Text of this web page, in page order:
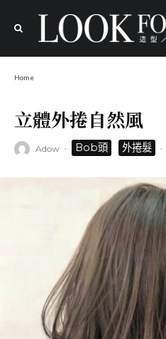
Home
立體外捲自然風
Adow · Bob頭 外捲髮 ·